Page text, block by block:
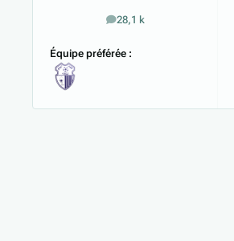
28,1 k
messages
Équipe préférée :